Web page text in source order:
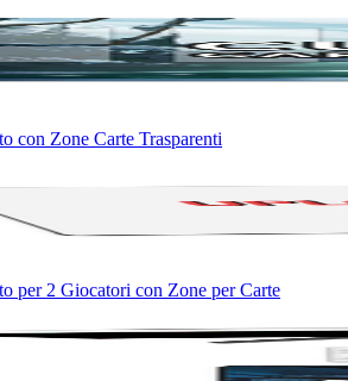
con Zone Carte Trasparenti
per 2 Giocatori con Zone per Carte